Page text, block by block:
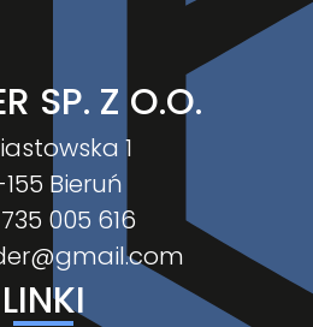
SP. Z O.O.
1
Bieruń
005 616
LINKI